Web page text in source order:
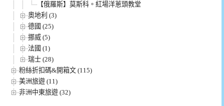
【俄羅斯】莫斯科。紅場洋蔥頭教堂
奧地利 (3)
德國 (25)
挪威 (5)
法國 (1)
瑞士 (28)
粉絲折扣碼&開箱文 (115)
美洲旅遊 (11)
非洲中東旅遊 (32)